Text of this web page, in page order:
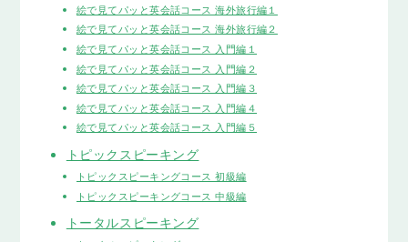
絵で見てパッと英会話コース 海外旅行編１
絵で見てパッと英会話コース 海外旅行編２
絵で見てパッと英会話コース 入門編１
絵で見てパッと英会話コース 入門編２
絵で見てパッと英会話コース 入門編３
絵で見てパッと英会話コース 入門編４
絵で見てパッと英会話コース 入門編５
トピックスピーキング
トピックスピーキングコース 初級編
トピックスピーキングコース 中級編
トータルスピーキング